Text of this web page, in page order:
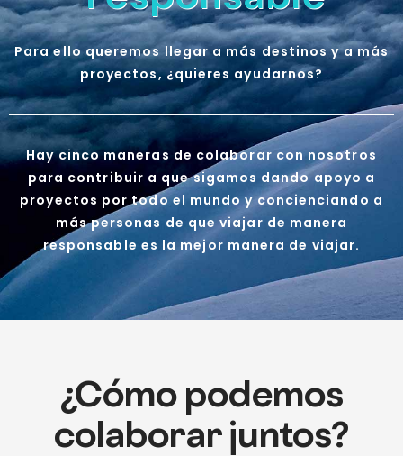
Para ello queremos llegar a más destinos y a más
proyectos, ¿quieres ayudarnos?
Hay cinco maneras de colaborar con nosotros
para contribuir a que sigamos dando apoyo a
proyectos por todo el mundo y concienciando a
más personas de que viajar de manera
responsable es la mejor manera de viajar.
¿Cómo podemos
colaborar juntos?